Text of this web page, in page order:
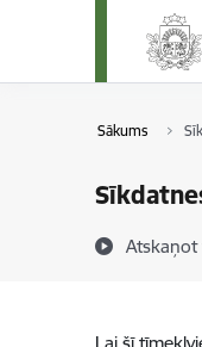
Pāriet uz lapas saturu
Sākums
Atskaņot